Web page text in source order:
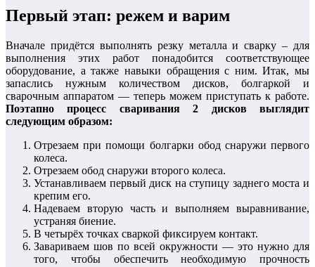
Первый этап: режем и варим
Вначале придётся выполнять резку металла и сварку – для
выполнения этих работ понадобится соответствующее
оборудование, а также навыки обращения с ним. Итак, мы
запаслись нужным количеством дисков, болгаркой и
сварочным аппаратом — теперь можем приступать к работе.
Поэтапно процесс сваривания 2 дисков выглядит
следующим образом:
Отрезаем при помощи болгарки обод снаружи первого
колеса.
Отрезаем обод снаружи второго колеса.
Устанавливаем первый диск на ступицу заднего моста и
крепим его.
Надеваем вторую часть и выполняем выравнивание,
устраняя биение.
В четырёх точках сваркой фиксируем контакт.
Завариваем шов по всей окружности — это нужно для
того, чтобы обеспечить необходимую прочность